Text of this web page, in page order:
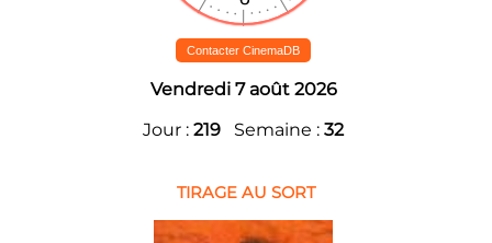
Contacter CinemaDB
Vendredi 7 août 2026
Jour : 219 Semaine : 32
TIRAGE AU SORT